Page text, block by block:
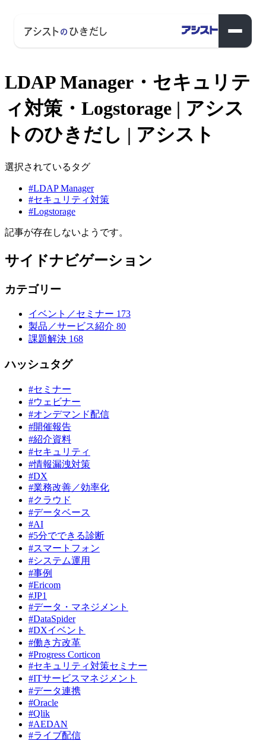
LDAP Manager・セキュリテ
ィ対策・Logstorage | アシス
トのひきだし | アシスト
選択されているタグ
#LDAP Manager
#セキュリティ対策
#Logstorage
記事が存在しないようです。
サイドナビゲーション
カテゴリー
イベント／セミナー 173
製品／サービス紹介 80
課題解決 168
ハッシュタグ
#セミナー
#ウェビナー
#オンデマンド配信
#開催報告
#紹介資料
#セキュリティ
#情報漏洩対策
#DX
#業務改善／効率化
#クラウド
#データベース
#AI
#5分でできる診断
#スマートフォン
#システム運用
#事例
#Ericom
#JP1
#データ・マネジメント
#DataSpider
#DXイベント
#働き方改革
#Progress Corticon
#セキュリティ対策セミナー
#ITサービスマネジメント
#データ連携
#Oracle
#Qlik
#AEDAN
#ライブ配信